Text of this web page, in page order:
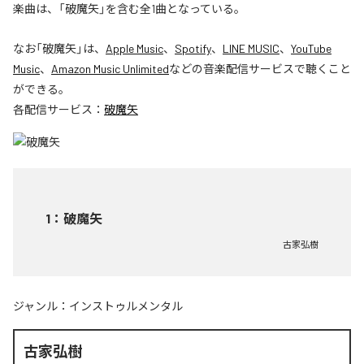
楽曲は、「破魔矢」を含む全1曲となっている。
なお「破魔矢」は、 Apple Music、 Spotify、 LINE MUSIC、 YouTube
Music、 Amazon Music Unlimitedなどの音楽配信サービスで聴くこと
ができる。
各配信サービス： 破魔矢
1 ： 破魔矢
古家弘樹
ジャンル： インストゥルメンタル
古家弘樹